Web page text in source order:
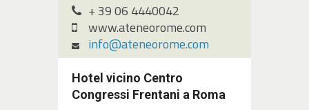
+ 39 06 4440042
www.ateneorome.com
info@ateneorome.com
Hotel vicino Centro
Congressi Frentani a Roma